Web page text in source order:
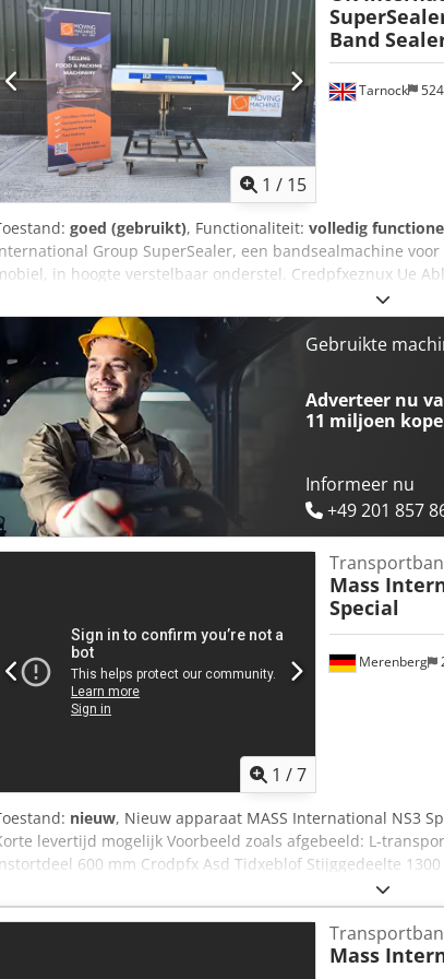
1 / 15
Tarnock
Band
goed (gebruikt), Functionaliteit: volledig
Group SuperSealer, een bandsealmachine
in hoogte verstelbaar onderstel. Credpfxeznux Ue
SB-40 EU. Serienummer: 218-2527-22. Snelheid: variabel,
materialen tot 15 mils of 380 micron.
machines beschikbaar voor verkoop (4.800 euro per stuk).
Gebruikte
Adverteer nu
11 miljoen
Informeer nu
+49 201 857
1 /7
Merenberg
Mass
Special
nieuw, Nieuw apparaat MASS International NS3
levertijd mogelijk Voorbeeld zoals afgebeeld: L-
600 mm Crodpfx Asd Tidxeblof Stijggedeelte
Buitenbreedte 505 mm (zonder motor) Verstelbare
en de helling PU band zwart met meenemers
meenemers 500 mm Bandsnelheid 3 m/min Verrijdbaar op
opvangplaten in het instortdeel Optioneel ook leverbaar
Mass